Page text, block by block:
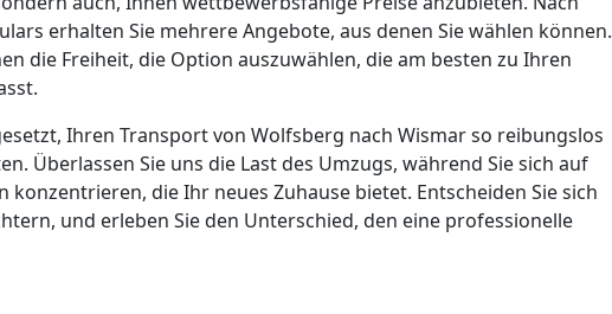
erhalten Sie mehrere Angebote, aus denen Sie wählen können.
die Freiheit, die Option auszuwählen, die am besten zu Ihren
Ihren Transport von Wolfsberg nach Wismar so reibungslos
Überlassen Sie uns die Last des Umzugs, während Sie sich auf
die Ihr neues Zuhause bietet. Entscheiden Sie sich
und erleben Sie den Unterschied, den eine professionelle